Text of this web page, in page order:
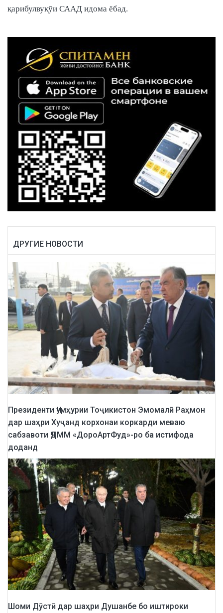
қарибулвуқӯи СААД идома ёбад.
ДРУГИЕ НОВОСТИ
Президенти Ҷумҳурии Тоҷикистон Эмомалӣ Раҳмон
дар шаҳри Хуҷанд корхонаи коркарди меваю
сабзавоти ҶДММ «ДороАртФуд»-ро ба истифода
доданд
Шоми Дӯстӣ дар шаҳри Душанбе бо иштироки